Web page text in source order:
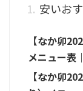
安いお
【なか卯
メニュー表
【なか卯